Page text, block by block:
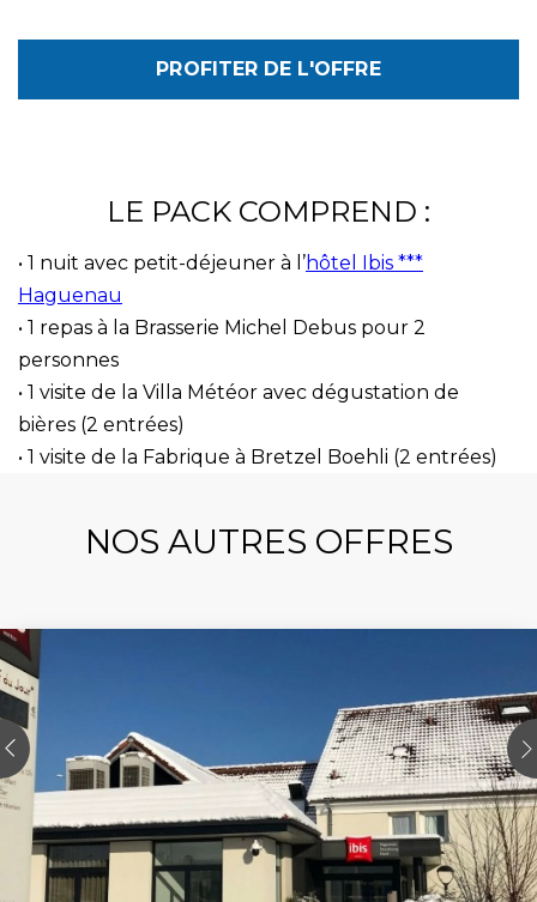
PROFITER DE L'OFFRE
LE PACK COMPREND :
• 1 nuit avec petit-déjeuner à l’hôtel Ibis ***
Haguenau
• 1 repas à la Brasserie Michel Debus pour 2
personnes
• 1 visite de la Villa Météor avec dégustation de
bières (2 entrées)
• 1 visite de la Fabrique à Bretzel Boehli (2 entrées)
NOS AUTRES OFFRES